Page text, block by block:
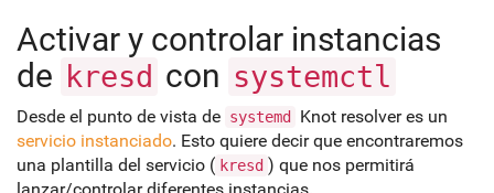
Activar y controlar instancias
de kresd con systemctl
Desde el punto de vista de systemd
Knot resolver es un
servicio instanciado. Esto quiere decir que encontraremos
una plantilla del servicio ( kresd ) que nos permitirá